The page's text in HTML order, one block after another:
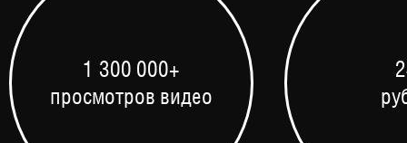
1 300 000+
просмотров видео